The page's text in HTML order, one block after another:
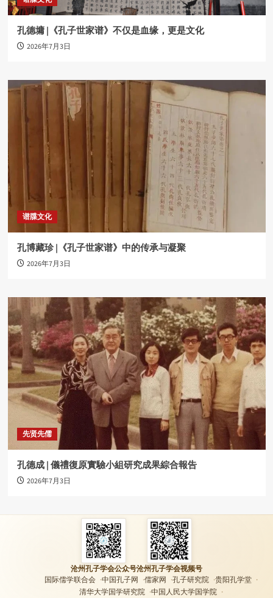
孔德墉 |《孔子世家谱》不仅是血缘，更是文化
2026年7月3日
谱牒文化
孔博藏珍 |《孔子世家谱》中的传承与凝聚
2026年7月3日
先贤先儒
孔德成 | 儀禮復原實驗小組研究成果綜合報告
2026年7月3日
沧州孔子学会公众号沧州孔子学会视频号
国际儒学联合会
中国孔子网 儒家网 孔子研究院
贵阳孔学堂
清华大学国学研究院
中国人民大学国学院